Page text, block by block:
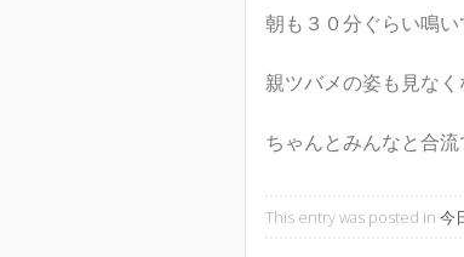
朝も３０分ぐらい鳴い
親ツバメの姿も見なく
ちゃんとみんなと合流
This entry was posted in 今